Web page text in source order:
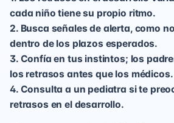
cada niño tiene su propio ritmo.
2. Busca señales de alerta, como
dentro de los plazos esperados.
3. Confía en tus instintos; los
los retrasos antes que los médicos.
4. Consulta a un pediatra si te
retrasos en el desarrollo.